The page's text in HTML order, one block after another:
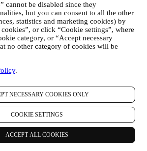
cannot be disabled since they
but you can consent to all the other
statistics and marketing cookies) by
or click “Cookie settings”, where
category, or “Accept necessary
no other category of cookies will be
.
NECESSARY COOKIES ONLY
COOKIE SETTINGS
ACCEPT ALL COOKIES
met betrekking tot de meest bekeken
met ons op sociale media, welke
Website u bezoekt, welke inhoud van onze
Wij doen dit voornamelijk door en ook
uw gegevens en voorkeuren die worden
u zich inschrijft voor onze gepersonaliseerde
Wij zullen deze informatie gebruiken
op andere sites te beheren, toegang te
inhoud, de inhoud of de aanbiedingen
ziet aan te passen of, als u toestemming
u aan te melden voor onze
om u relevante
te sturen waarvan wij denken dat u
is afhankelijk van uw toestemming. Als u
informatie wordt gebruikt om u op uw